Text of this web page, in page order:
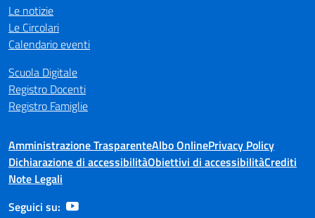
Le notizie
Le Circolari
Calendario eventi
Scuola Digitale
Registro Docenti
Registro Famiglie
Amministrazione TrasparenteAlbo OnlinePrivacy Policy
Dichiarazione di accessibilitàObiettivi di accessibilitàCrediti
Note Legali
Seguici su: